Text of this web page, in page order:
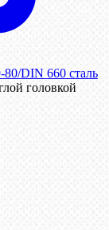
DIN 660 сталь
головкой